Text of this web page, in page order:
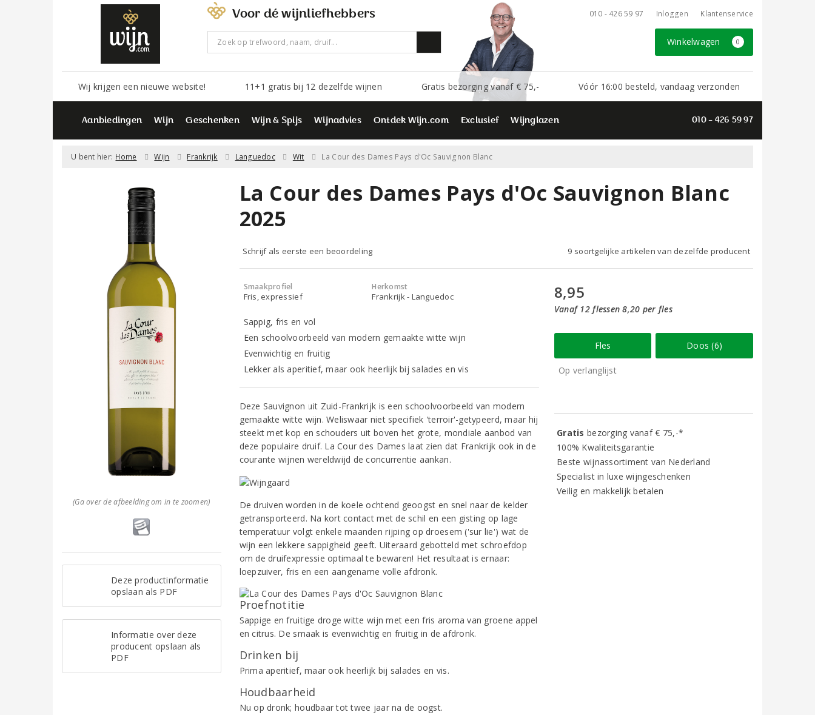
Voor dé wijnliefhebbers 010 - 426 59 97 Inloggen Klantenservice
Winkelwagen 0
Wij krijgen een nieuwe website! 11+1 gratis bij 12 dezelfde wijnen Gratis bezorging vanaf € 75,- Vóór 16:00 besteld, vandaag verzonden
Aanbiedingen Wijn Geschenken Wijn & Spijs Wijnadvies Ontdek Wijn.com Exclusief Wijnglazen 010 - 426 59 97
U bent hier: Home Wijn Frankrijk Languedoc Wit La Cour des Dames Pays d'Oc Sauvignon Blanc
(Ga over de afbeelding om in te zoomen)
Deze productinformatie
opslaan als PDF
Informatie over deze
producent opslaan als
PDF
La Cour des Dames Pays d'Oc Sauvignon Blanc
2025
Schrijf als eerste een beoordeling 9 soortgelijke artikelen van dezelfde producent
Smaakprofiel
Fris, expressief
Herkomst
Frankrijk - Languedoc
Sappig, fris en vol
Een schoolvoorbeeld van modern gemaakte witte wijn
Evenwichtig en fruitig
Lekker als aperitief, maar ook heerlijk bij salades en vis
Deze Sauvignon uit Zuid-Frankrijk is een schoolvoorbeeld van modern
gemaakte witte wijn. Weliswaar niet specifiek 'terroir'-getypeerd, maar hij
steekt met kop en schouders uit boven het grote, mondiale aanbod van
deze populaire druif. La Cour des Dames laat zien dat Frankrijk ook in de
courante wijnen wereldwijd de concurrentie aankan.
De druiven worden in de koele ochtend geoogst en snel naar de kelder
getransporteerd. Na kort contact met de schil en een gisting op lage
temperatuur volgt enkele maanden rijping op droesem ('sur lie') wat de
wijn een lekkere sappigheid geeft. Uiteraard gebotteld met schroefdop
om de druifexpressie optimaal te bewaren! Het resultaat is ernaar:
loepzuiver, fris en een aangename volle afdronk.
Proefnotitie
Sappige en fruitige droge witte wijn met een fris aroma van groene appel
en citrus. De smaak is evenwichtig en fruitig in de afdronk.
Drinken bij
Prima aperitief, maar ook heerlijk bij salades en vis.
Houdbaarheid
Nu op dronk; houdbaar tot twee jaar na de oogst.
8,95
Vanaf 12 flessen 8,20 per fles
Fles Doos (6)
Op verlanglijst
Gratisbezorging vanaf € 75,-*
100% Kwaliteitsgarantie
Beste wijnassortiment van Nederland
Specialist in luxe wijngeschenken
Veilig en makkelijk betalen